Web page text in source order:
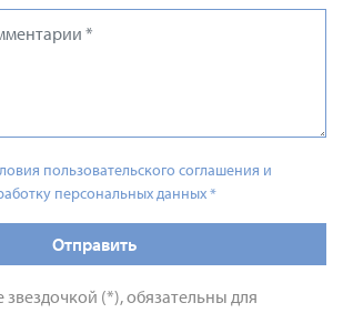
пользовательского соглашения и
персональных данных*
Отправить
(*), обязательны для